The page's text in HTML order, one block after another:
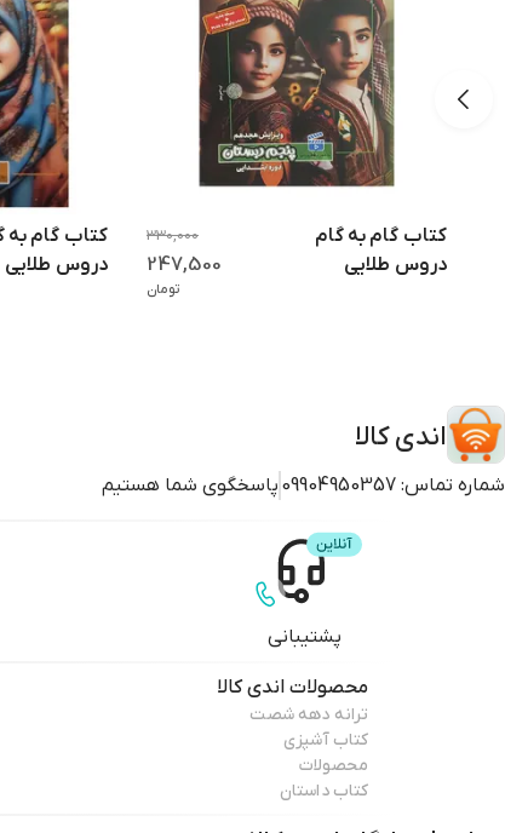
کتاب گام به گام
دروس طلایی
330,000
247,500
تومان
کتاب گام به
دروس طلایی
اندی کالا
شماره تماس: 09904950357 پاسخگوی شما هستیم
پشتیبانی
محصولات اندی کالا
ترانه دهه شصت
کتاب آشپزی
محصولات
کتاب داستان